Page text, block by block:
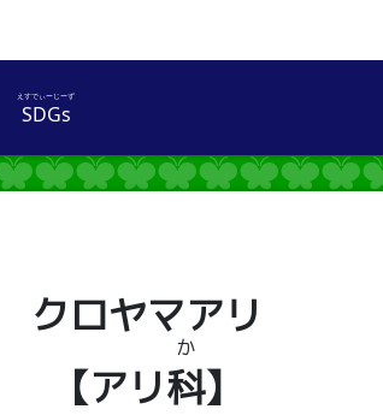
てんたいSDGs
クロヤマアリ
【アリ科
か
】